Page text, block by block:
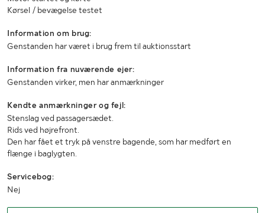
Kørsel / bevægelse testet
Information om brug:
Genstanden har været i brug frem til auktionsstart
Information fra nuværende ejer:
Genstanden virker, men har anmærkninger
Kendte anmærkninger og fejl:
Stenslag ved passagersædet.
Rids ved højrefront.
Den har fået et tryk på venstre bagende, som har medført en
flænge i baglygten.
Servicebog:
Nej